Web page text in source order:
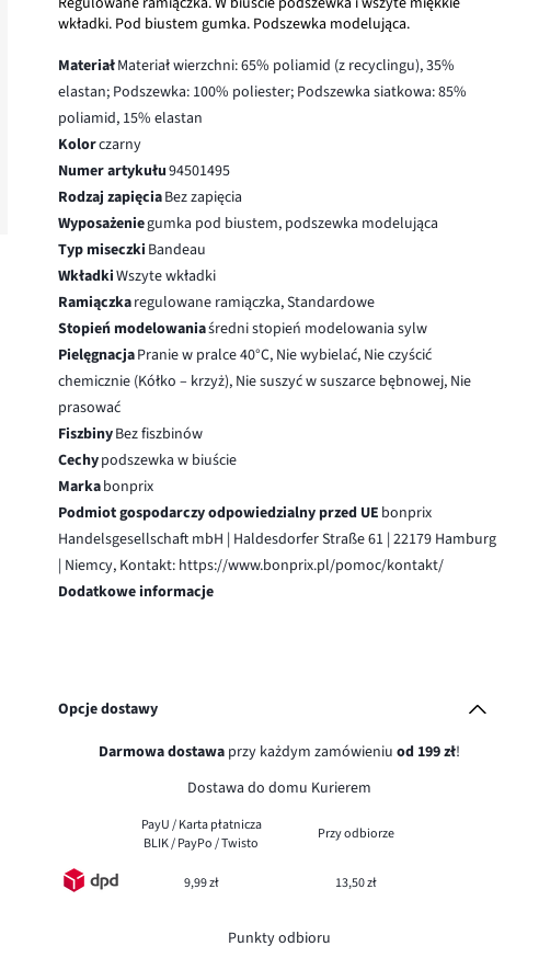
wkładki. Pod biustem gumka. Podszewka modelująca.
MateriałMateriał wierzchni: 65% poliamid (z recyclingu), 35%
elastan; Podszewka: 100% poliester; Podszewka siatkowa: 85%
poliamid, 15% elastan
Kolorczarny
Numer artykułu94501495
Rodzaj zapięciaBez zapięcia
Wyposażeniegumka pod biustem, podszewka modelująca
Typ miseczki Bandeau
WkładkiWszyte wkładki
Ramiączkaregulowane ramiączka, Standardowe
Stopień modelowaniaśredni stopień modelowania sylw
PielęgnacjaPranie w pralce 40°C, Nie wybielać, Nie czyścić
chemicznie (Kółko – krzyż), Nie suszyć w suszarce bębnowej, Nie
prasować
FiszbinyBez fiszbinów
Cechypodszewka w biuście
Markabonprix
Podmiot gospodarczy odpowiedzialny przed UE bonprix
Handelsgesellschaft mbH | Haldesdorfer Straße 61 | 22179 Hamburg
| Niemcy, Kontakt: https://www.bonprix.pl/pomoc/kontakt/
Dodatkowe informacje
Opcje dostawy
Darmowa dostawaprzy każdym zamówieniu od 199 zł!
Dostawa do domu Kurierem
PayU / Karta płatnicza
BLIK / PayPo / Twisto
Przy odbiorze
9,99 zł 13,50 zł
Punkty odbioru